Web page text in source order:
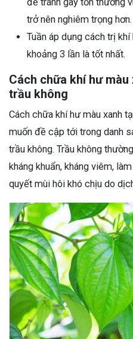
để tránh gây tổn thương
trở nên nghiêm trọng hơn.
Tuần áp dụng cách trị
khoảng 3 lần là tốt nhất.
Cách chữa khí hư
trầu không
Cách chữa khí hư màu xanh
muốn đề cập tới trong danh
trầu không. Trầu không
kháng khuẩn, kháng viêm,
quyết mùi hôi khó chịu do